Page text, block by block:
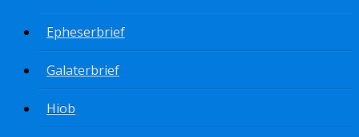
Epheserbrief
Galaterbrief
Hiob